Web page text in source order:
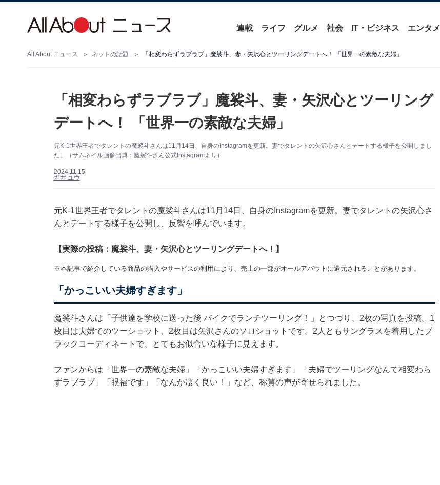
連載 ライフ グルメ 社会 IT・ビジネス エンタメ
All About ニュース ネットの話題 「相変わらずラブラブ」魔裟斗、妻・矢沢心とツーリングデートへ！ 「世界一の素敵な夫婦」
「相変わらずラブラブ」魔裟斗、妻・矢沢心とツーリング
デートへ！ 「世界一の素敵な夫婦」
元K-1世界王者でタレントの魔裟斗さんは11月14日、自身のInstagramを更新。妻でタレントの矢沢心さんとデートする様子を公開しまし
た。（サムネイル画像出典：魔裟斗さん公式Instagramより）
2024.11.15
堀井 ユウ
元K-1世界王者でタレントの魔裟斗さんは11月14日、自身のInstagramを更新。妻でタレントの矢沢心さ
んとデートする様子を公開し、反響を呼んでいます。
【実際の投稿：魔裟斗、妻・矢沢心とツーリングデートへ！】
※本記事で紹介している商品の購入やサービスの利用により、売上の一部がオールアバウトに還元されることがあります。
「かっこいい夫婦すぎます」
魔裟斗さんは「子供達を学校に送った後 バイクでランチツーリング！」とつづり、2枚の写真を投稿。1
枚目は夫婦でのツーショット、2枚目は矢沢さんのソロショットです。2人ともサングラスを着用したブ
ラックコーディネートで、とてもお似合いな様子に見えます。
ファンからは「世界一の素敵な夫婦」「かっこいい夫婦すぎます」「夫婦でツーリングなんて相変わら
ずラブラブ」「眼福です」「なんか凄く良い！」など、称賛の声が寄せられました。